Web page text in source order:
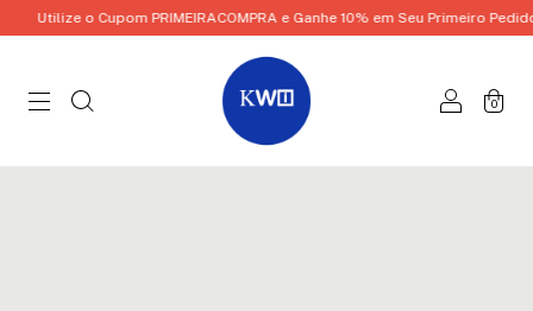
Utilize o Cupom PRIMEIRACOMPRA e Ganhe 10% em Seu Primeiro Pedido!
0